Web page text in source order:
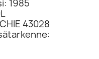
1985
43028